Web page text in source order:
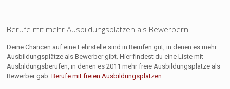
Berufe mit mehr Ausbildungsplätzen als Bewerbern
Deine Chancen auf eine Lehrstelle sind in Berufen gut, in denen es mehr
Ausbildungsplätze als Bewerber gibt. Hier findest du eine Liste mit
Ausbildungsberufen, in denen es 2011 mehr freie Ausbildungsplätze als
Bewerber gab:Berufe mit freien Ausbildungsplätzen.